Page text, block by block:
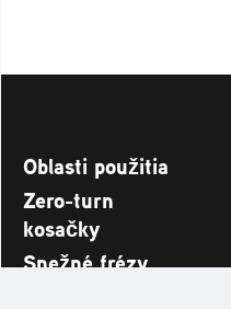
Oblasti použitia
Zero-turn
kosačky
Snežné frézy